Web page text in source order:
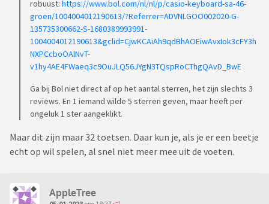
robuust: https://www.bol.com/nl/nl/p/casio-keyboard-sa-46-
groen/1004004012190613/?Referrer=ADVNLGOO002020-G-
135735300662-S-1680389993991-
1004004012190613&gclid=CjwKCAiAh9qdBhAOEiwAvxIok3cFY3h
NXPCcboOAlNvT-
v1hy4AE4FWaeq3c9OuJLQ56JYgN3TQspRoCThgQAvD_BwE
Ga bij Bol niet direct af op het aantal sterren, het zijn slechts 3
reviews. En 1 iemand wilde 5 sterren geven, maar heeft per
ongeluk 1 ster aangeklikt.
Maar dit zijn maar 32 toetsen. Daar kun je, als je er een beetje
echt op wil spelen, al snel niet meer mee uit de voeten.
AppleTree